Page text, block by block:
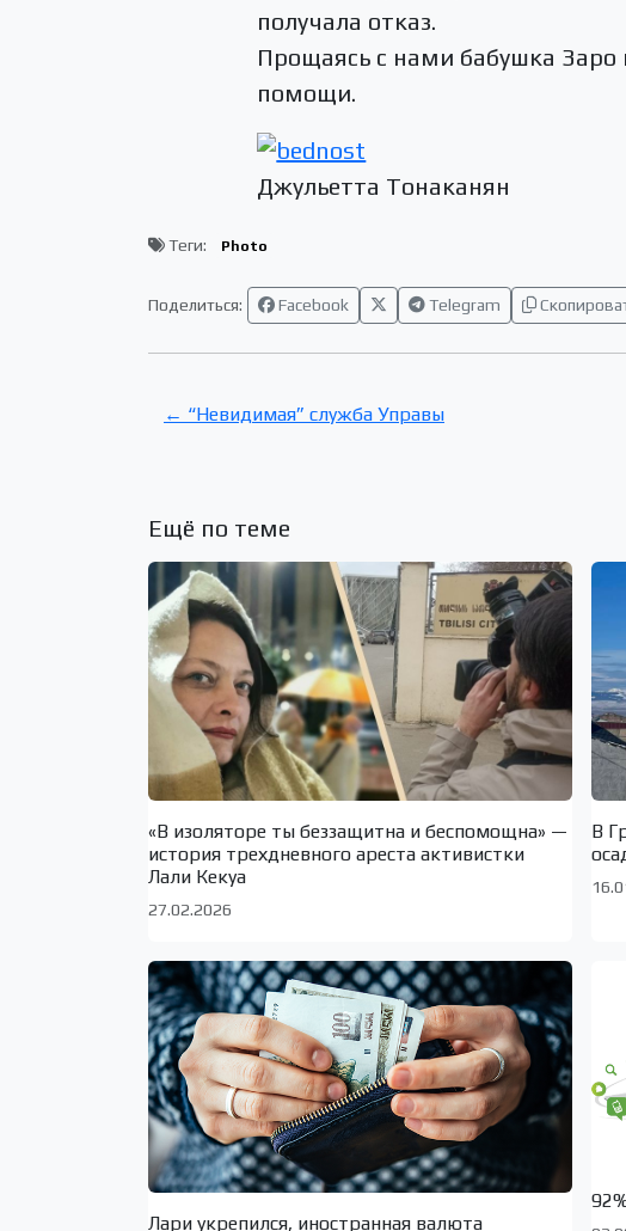
получала отказ.
Прощаясь с нами бабушка Заро
помощи.
Джульетта Тонаканян
Теги: Photo
Поделиться: Facebook Telegram
← “Невидимая” служба Управы
Ещё по теме
«В изоляторе ты беззащитна и беспомощна» —
история трехдневного ареста активистки
Лали Кекуа
27.02.2026
В
Лари укрепился, иностранная валюта